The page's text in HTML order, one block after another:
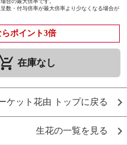
合の最大倍率です。
数・付与倍率が最大倍率より少なくなる場合が
ポイント3倍
在庫なし
ケット花由 トップに戻る
生花の一覧を見る